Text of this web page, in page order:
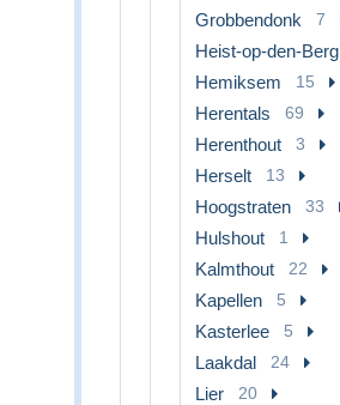
Grobbendonk 7
Heist-op-den-Berg
Hemiksem 15
Herentals 69
Herenthout 3
Herselt 13
Hoogstraten 33
Hulshout 1
Kalmthout 22
Kapellen 5
Kasterlee 5
Laakdal 24
Lier 20